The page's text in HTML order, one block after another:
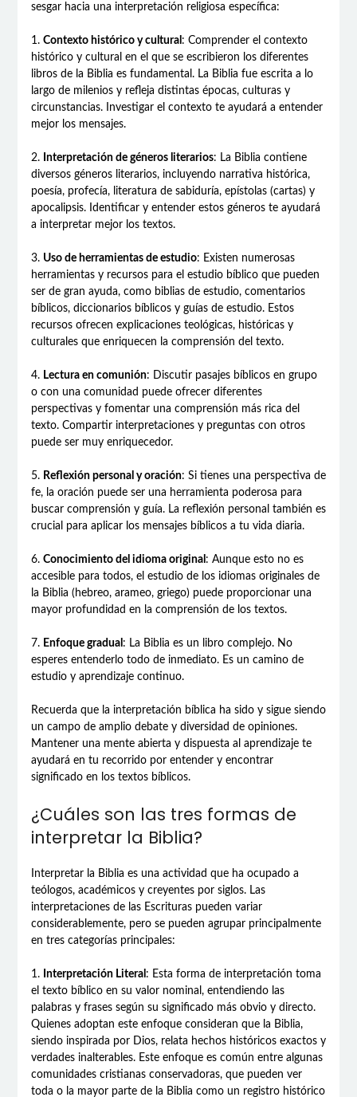
sesgar hacia una interpretación religiosa específica:
1. Contexto histórico y cultural : Comprender el contexto
histórico y cultural en el que se escribieron los diferentes
libros de la Biblia es fundamental. La Biblia fue escrita a lo
largo de milenios y refleja distintas épocas, culturas y
circunstancias. Investigar el contexto te ayudará a entender
mejor los mensajes.
2. Interpretación de géneros literarios: La Biblia contiene
diversos géneros literarios, incluyendo narrativa histórica,
poesía, profecía, literatura de sabiduría, epístolas (cartas) y
apocalipsis. Identificar y entender estos géneros te ayudará
a interpretar mejor los textos.
3. Uso de herramientas de estudio: Existen numerosas
herramientas y recursos para el estudio bíblico que pueden
ser de gran ayuda, como biblias de estudio, comentarios
bíblicos, diccionarios bíblicos y guías de estudio. Estos
recursos ofrecen explicaciones teológicas, históricas y
culturales que enriquecen la comprensión del texto.
4. Lectura en comunión: Discutir pasajes bíblicos en grupo
o con una comunidad puede ofrecer diferentes
perspectivas y fomentar una comprensión más rica del
texto. Compartir interpretaciones y preguntas con otros
puede ser muy enriquecedor.
5. Reflexión personal y oración: Si tienes una perspectiva de
fe, la oración puede ser una herramienta poderosa para
buscar comprensión y guía. La reflexión personal también es
crucial para aplicar los mensajes bíblicos a tu vida diaria.
6. Conocimiento del idioma original : Aunque esto no es
accesible para todos, el estudio de los idiomas originales de
la Biblia (hebreo, arameo, griego) puede proporcionar una
mayor profundidad en la comprensión de los textos.
7. Enfoque gradual : La Biblia es un libro complejo. No
esperes entenderlo todo de inmediato. Es un camino de
estudio y aprendizaje continuo.
Recuerda que la interpretación bíblica ha sido y sigue siendo
un campo de amplio debate y diversidad de opiniones.
Mantener una mente abierta y dispuesta al aprendizaje te
ayudará en tu recorrido por entender y encontrar
significado en los textos bíblicos.
¿Cuáles son las tres formas de
interpretar la Biblia?
Interpretar la Biblia es una actividad que ha ocupado a
teólogos, académicos y creyentes por siglos. Las
interpretaciones de las Escrituras pueden variar
considerablemente, pero se pueden agrupar principalmente
en tres categorías principales:
1. Interpretación Literal : Esta forma de interpretación toma
el texto bíblico en su valor nominal, entendiendo las
palabras y frases según su significado más obvio y directo.
Quienes adoptan este enfoque consideran que la Biblia,
siendo inspirada por Dios, relata hechos históricos exactos y
verdades inalterables. Este enfoque es común entre algunas
comunidades cristianas conservadoras, que pueden ver
toda o la mayor parte de la Biblia como un registro histórico